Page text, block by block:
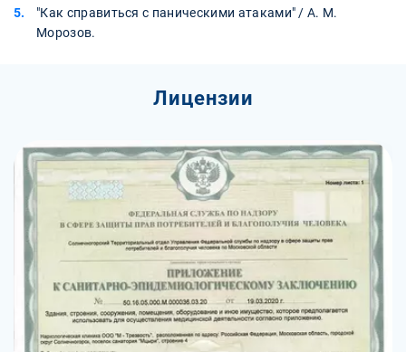
"Как справиться с паническими атаками" / А. М.
Морозов.
Лицензии